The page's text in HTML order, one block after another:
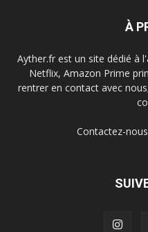
À
Ayther.fr est un site dédié à
Netflix, Amazon Prime
rentrer en contact avec
Contactez-